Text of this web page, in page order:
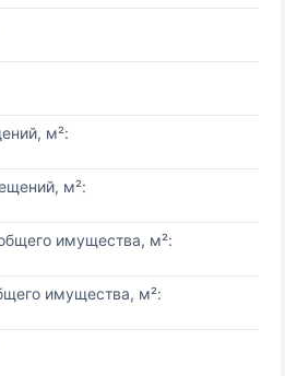
м²:
м²:
имущества, м²:
имущества, м²: